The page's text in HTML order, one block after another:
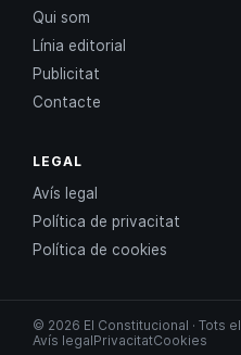
Qui som
Línia editorial
Publicitat
Contacte
LEGAL
Avís legal
Política de privacitat
Política de cookies
© 2026 El Constitucional · Tots
Avís legalPrivacitatCookies